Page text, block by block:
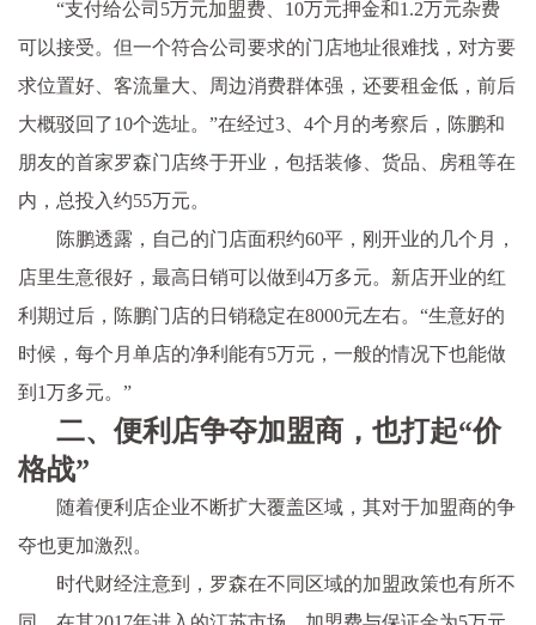
“支付给公司5万元加盟费、10万元押金和1.2万元杂费
可以接受。但一个符合公司要求的门店地址很难找，对方要
求位置好、客流量大、周边消费群体强，还要租金低，前后
大概驳回了10个选址。”在经过3、4个月的考察后，陈鹏和
朋友的首家罗森门店终于开业，包括装修、货品、房租等在
内，总投入约55万元。
陈鹏透露，自己的门店面积约60平，刚开业的几个月，
店里生意很好，最高日销可以做到4万多元。新店开业的红
利期过后，陈鹏门店的日销稳定在8000元左右。“生意好的
时候，每个月单店的净利能有5万元，一般的情况下也能做
到1万多元。”
二、便利店争夺加盟商，也打起“价
格战”
随着便利店企业不断扩大覆盖区域，其对于加盟商的争
夺也更加激烈。
时代财经注意到，罗森在不同区域的加盟政策也有所不